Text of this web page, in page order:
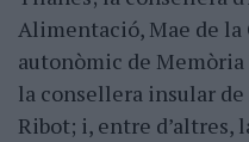
Alimentació, Mae de
autonòmic de Memòria
la consellera insular
Ribot; i, entre d’altres,